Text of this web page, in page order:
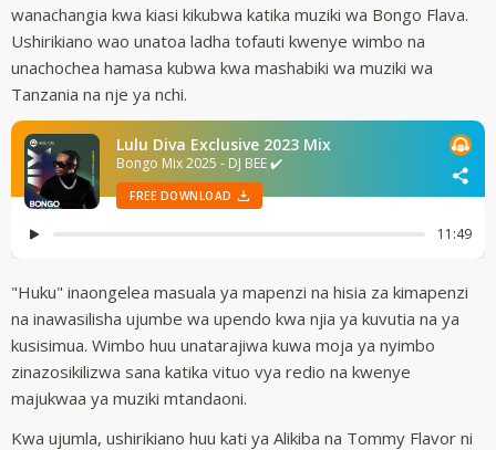
wanachangia kwa kiasi kikubwa katika muziki wa Bongo Flava.
Ushirikiano wao unatoa ladha tofauti kwenye wimbo na
unachochea hamasa kubwa kwa mashabiki wa muziki wa
Tanzania na nje ya nchi.
"Huku" inaongelea masuala ya mapenzi na hisia za kimapenzi
na inawasilisha ujumbe wa upendo kwa njia ya kuvutia na ya
kusisimua. Wimbo huu unatarajiwa kuwa moja ya nyimbo
zinazosikilizwa sana katika vituo vya redio na kwenye
majukwaa ya muziki mtandaoni.
Kwa ujumla, ushirikiano huu kati ya Alikiba na Tommy Flavor ni